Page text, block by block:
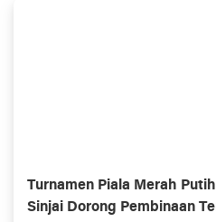
Turnamen Piala Merah
Sinjai Dorong Pembinaan